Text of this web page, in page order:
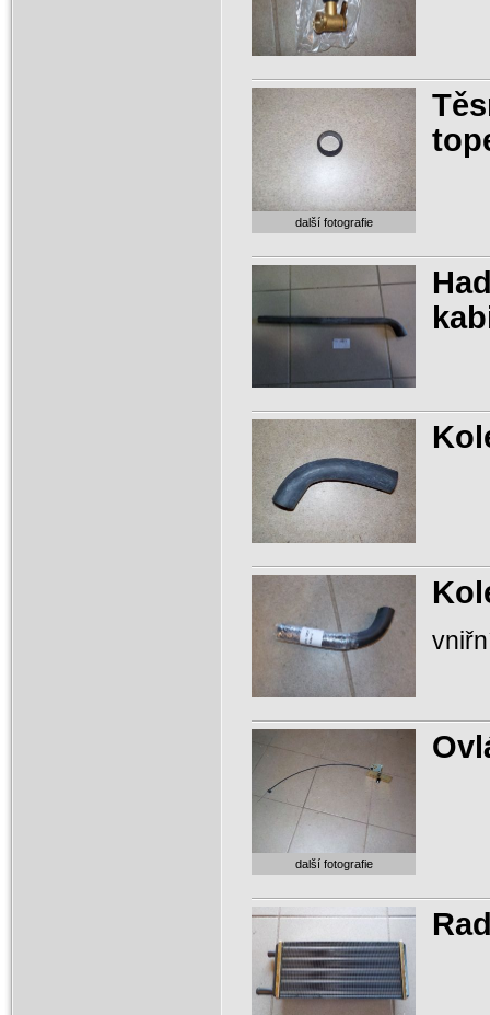
další fotografie
další fotografie